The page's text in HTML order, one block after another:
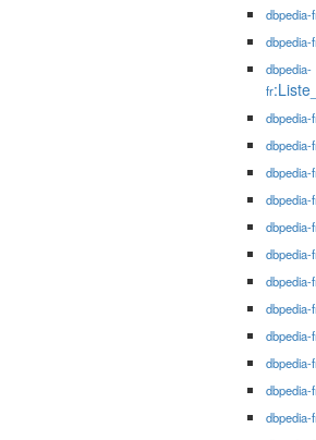
dbpedia-
dbpedia-
dbpedia-
fr
dbpedia-
dbpedia-
dbpedia-
dbpedia-
dbpedia-
dbpedia-
dbpedia-
dbpedia-
dbpedia-
dbpedia-
dbpedia-
dbpedia-